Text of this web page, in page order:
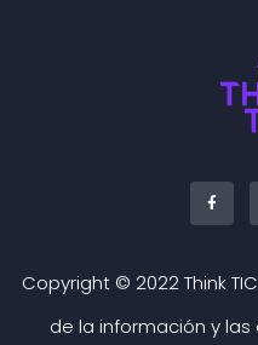
Copyright © 2022 Think
de la información y